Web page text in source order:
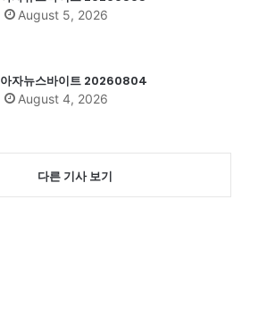
August 5, 2026
아자뉴스바이트 20260804
August 4, 2026
다른 기사 보기